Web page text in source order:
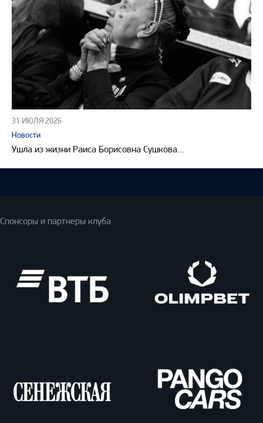
31 ИЮЛЯ 2026
Новости
Ушла из жизни Раиса Борисовна Сушкова…
Спонсоры и партнеры клуба